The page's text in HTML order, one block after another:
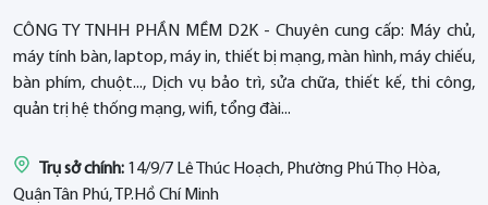
CÔNG TY TNHH PHẦN MỀM D2K - Chuyên cung cấp: Máy chủ,
máy tính bàn, laptop, máy in, thiết bị mạng, màn hình, máy chiếu,
bàn phím, chuột..., Dịch vụ bảo trì, sửa chữa, thiết kế, thi công,
quản trị hệ thống mạng, wifi, tổng đài...
Trụ sở chính: 14/9/7 Lê Thúc Hoạch, Phường Phú Thọ Hòa,
Quận Tân Phú, TP.Hồ Chí Minh